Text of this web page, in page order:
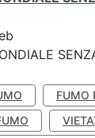
FUMO